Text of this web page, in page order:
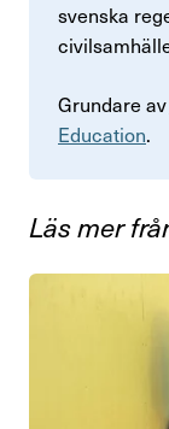
svenska
Grundare av
Education.
Läs mer